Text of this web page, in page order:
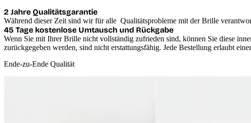
2 Jahre Qualitätsgarantie
45 Tage kostenlose Umtausch und Rückgabe
Wenn Sie mit Ihrer Brille nicht vollständig zufrieden sind, können Sie diese
zurückgegeben werden, sind nicht erstattungsfähig. Jede Bestellung erlaubt
Ende-zu-Ende Qualität